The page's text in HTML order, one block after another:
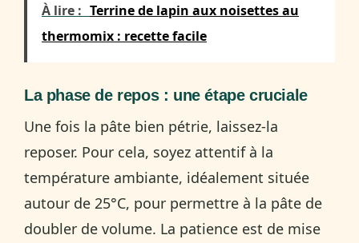
À lire : Terrine de lapin aux noisettes au
thermomix : recette facile
La phase de repos : une étape cruciale
Une fois la pâte bien pétrie, laissez-la
reposer. Pour cela, soyez attentif à la
température ambiante, idéalement située
autour de 25°C, pour permettre à la pâte de
doubler de volume. La patience est de mise